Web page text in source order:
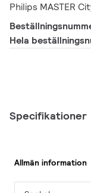
Philips MASTER
Hela
Specifikationer
Allmän information